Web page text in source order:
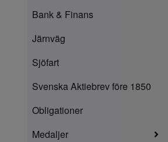
Bank & Finans
Järnväg
Sjöfart
Svenska Aktiebrev före 1850
Obligationer
Medaljer